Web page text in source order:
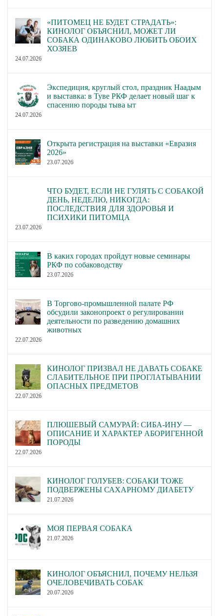
«ПИТОМЕЦ НЕ БУДЕТ СТРАДАТЬ»:
КИНОЛОГ ОБЪЯСНИЛ, МОЖЕТ ЛИ
СОБАКА ОДИНАКОВО ЛЮБИТЬ ОБОИХ
ХОЗЯЕВ
24.07.2026
Экспедиция, круглый стол, праздник Наадым
и выставка: в Туве РКФ делает новый шаг к
спасению породы тыва ыт
24.07.2026
Открыта регистрация на выставки «Евразия
2026»
23.07.2026
ЧТО БУДЕТ, ЕСЛИ НЕ ГУЛЯТЬ С СОБАКОЙ
ДЕНЬ, НЕДЕЛЮ, НИКОГДА:
ПОСЛЕДСТВИЯ ДЛЯ ЗДОРОВЬЯ И
ПСИХИКИ ПИТОМЦА
23.07.2026
В каких городах пройдут новые семинары
РКФ по собаководству
23.07.2026
В Торгово-промышленной палате РФ
обсудили законопроект о регулировании
деятельности по разведению домашних
животных
22.07.2026
КИНОЛОГ ПРИЗВАЛ НЕ ДАВАТЬ СОБАКЕ
СЛАБИТЕЛЬНОЕ ПРИ ПРОГЛАТЫВАНИИ
ОПАСНЫХ ПРЕДМЕТОВ
22.07.2026
ПЛЮШЕВЫЙ САМУРАЙ: СИБА-ИНУ —
ОПИСАНИЕ И ХАРАКТЕР АБОРИГЕННОЙ
ПОРОДЫ
22.07.2026
КИНОЛОГ ГОЛУБЕВ: СОБАКИ ТОЖЕ
ПОДВЕРЖЕНЫ САХАРНОМУ ДИАБЕТУ
21.07.2026
МОЯ ПЕРВАЯ СОБАКА
21.07.2026
КИНОЛОГ ОБЪЯСНИЛ, ПОЧЕМУ НЕЛЬЗЯ
ОЧЕЛОВЕЧИВАТЬ СОБАК
20.07.2026